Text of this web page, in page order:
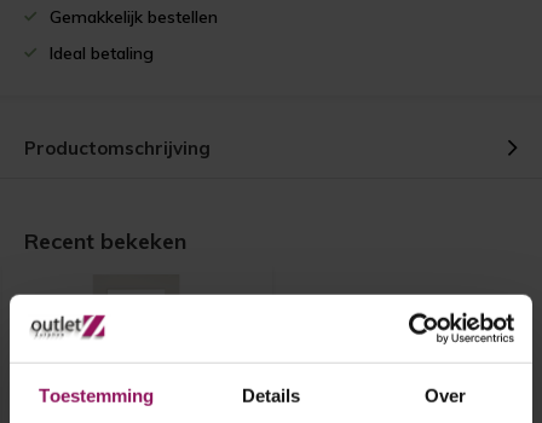
Toestemming Details Over
Gemakkelijk bestellen
Ideal betaling
Productomschrijving
Recent bekeken